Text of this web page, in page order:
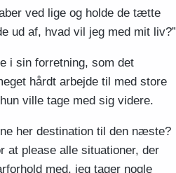
ved lige og holde de tætte
ud af, hvad vil jeg med mit liv?”
i sin forretning, som det
hårdt arbejde til med store
ville tage med sig videre.
her destination til den næste?
at please alle situationer, der
med, jeg tager nogle